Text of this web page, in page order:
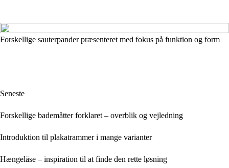
Forskellige sauterpander præsenteret med fokus på funktion og form
Seneste
Forskellige bademåtter forklaret – overblik og vejledning
Introduktion til plakatrammer i mange varianter
Hængelåse – inspiration til at finde den rette løsning